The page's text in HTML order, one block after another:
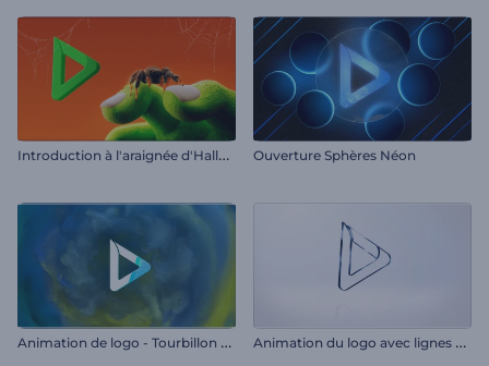
I
ntroduction à l'araignée d'Halloween Ouverture Sphères Néon
A
nimation de logo - Tourbillon de fumée A
nimation du logo avec lignes claires